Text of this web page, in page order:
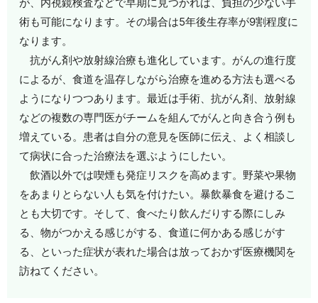
術も可能になります。その場合は5年後生存率が9割程度に
なります。
抗がん剤や放射線治療も進化しています。がんの進行度
によるが、食道を温存しながら治療を進める方法も選べる
ようになりつつあります。最近は手術、抗がん剤、放射線
などの複数の専門医がチームを組んでがんと向き合う例も
増えている。患者は自分の意見を医師に伝え、よく相談し
て病状に合った治療法を選ぶようにしたい。
飲酒以外では喫煙も発症リスクを高めます。野菜や果物
をあまりとらない人も気を付けたい。暴飲暴食を避けるこ
とも大切です。そして、食べたり飲んだりする際にしみ
る、物がつかえる感じがする、食道に何かある感じがす
る、といった症状が表れた場合は放っておかず医療機関を
訪ねてください。